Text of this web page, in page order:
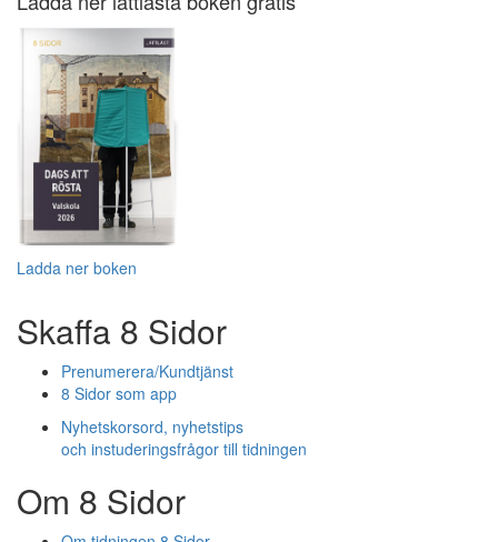
Ladda ner boken
Skaffa 8 Sidor
Prenumerera/Kundtjänst
8 Sidor som app
Nyhetskorsord, nyhetstips
och instuderingsfrågor till tidningen
Om 8 Sidor